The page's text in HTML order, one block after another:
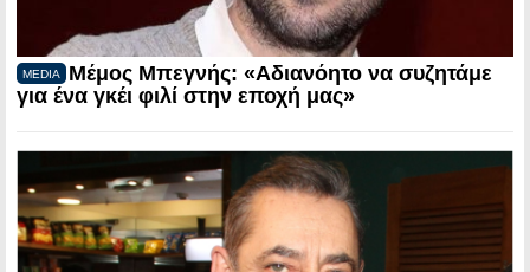
MEDIA
Μέμος Μπεγνής: «Αδιανόητο να συζητάμε
για ένα γκέι φιλί στην εποχή μας»